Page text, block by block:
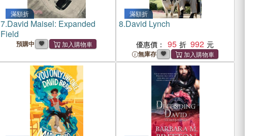
滿額折
7.David Maisel: Expanded
Field
預購中
滿額折
8.David Lynch
優惠價： 95 992
無庫存